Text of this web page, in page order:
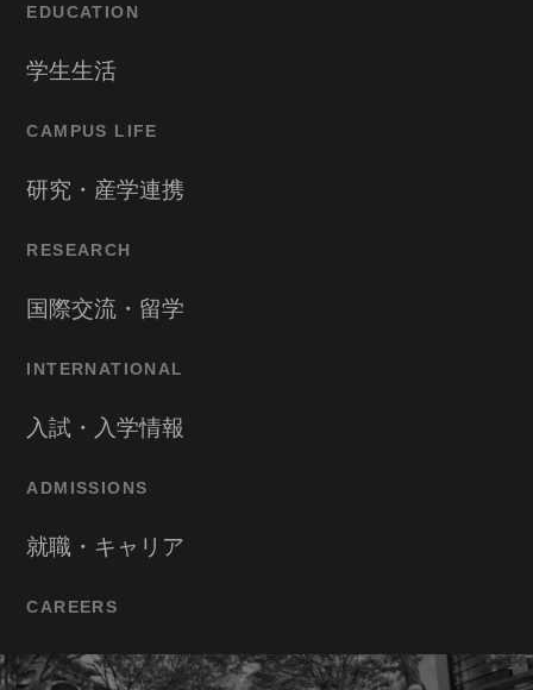
EDUCATION
学生生活
CAMPUS LIFE
研究・産学連携
RESEARCH
国際交流・留学
INTERNATIONAL
入試・入学情報
ADMISSIONS
就職・キャリア
CAREERS